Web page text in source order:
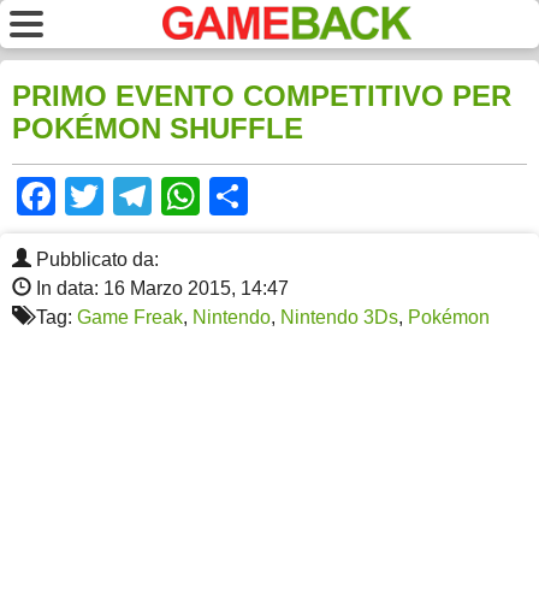
PRIMO EVENTO COMPETITIVO PER
POKÉMON SHUFFLE
Facebook
TwitterTelegram
WhatsApp
Pubblicato da:
In data: 16 Marzo 2015, 14:47
Tag: Game Freak, Nintendo, Nintendo 3Ds, Pokémon